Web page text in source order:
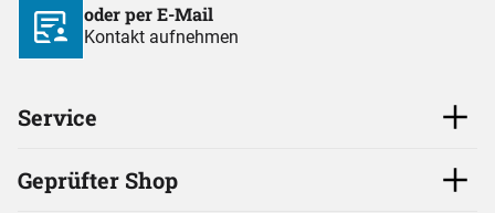
oder per E-Mail
Kontakt aufnehmen
Service
Geprüfter Shop